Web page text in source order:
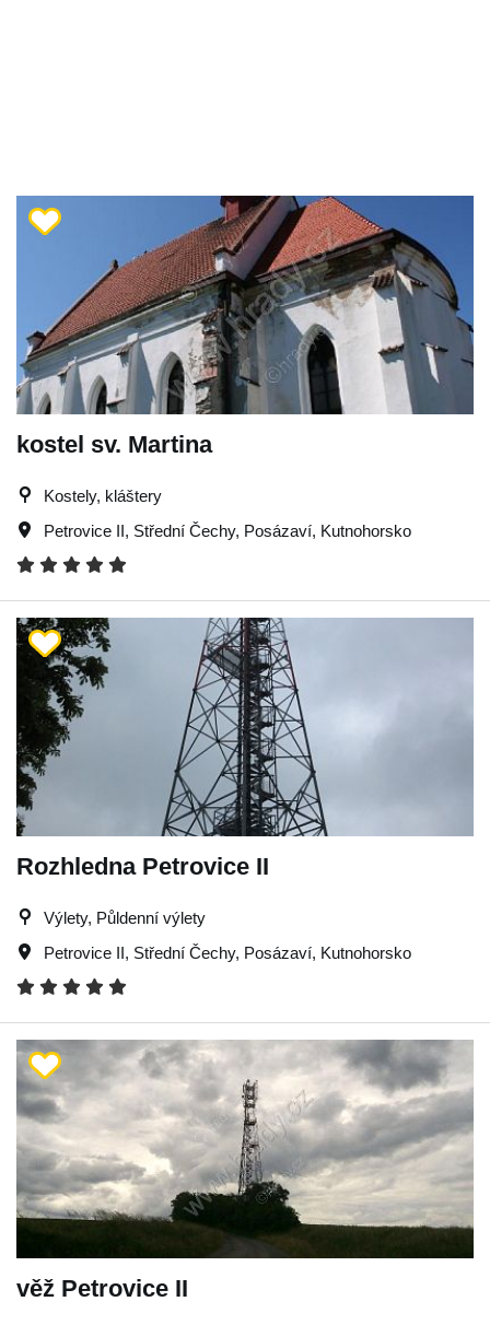
kostel sv. Martina
Kostely, kláštery
Petrovice II, Střední Čechy, Posázaví, Kutnohorsko
Rozhledna Petrovice II
Výlety, Půldenní výlety
Petrovice II, Střední Čechy, Posázaví, Kutnohorsko
věž Petrovice II